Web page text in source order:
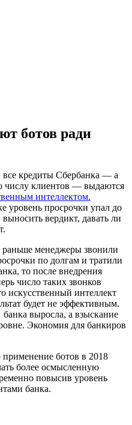
ботов ради
кредиты Сбербанка — а
числу клиентов — выдаются
интеллектом.
уровень просрочки упал до
вердикт, давать ли
менеджеры звонили
по долгам и тратили
то после внедрения
число таких звонков
искусственный интеллект
будет не эффективным.
выросла, а взыскание
Экономия для банкиров
применение ботов в 2018
более осмысленную
повысив уровень
банка.